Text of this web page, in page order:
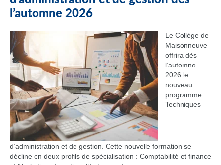
l’automne 2026
Le Collège de
Maisonneuve
offrira dès
l’automne
2026 le
nouveau
programme
Techniques
d’administration et de gestion. Cette nouvelle formation se
décline en deux profils de spécialisation : Comptabilité et finance